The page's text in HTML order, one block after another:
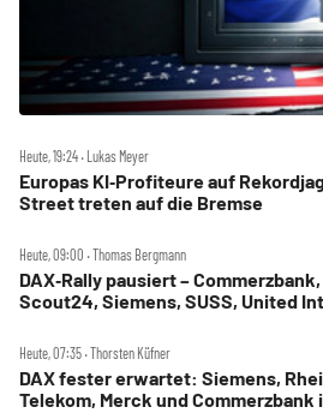
Heute, 19:24 ‧ Lukas Meyer
Europas KI‑Profiteure auf
Street treten auf die Bremse
Heute, 09:00 ‧ Thomas Bergmann
DAX‑Rally pausiert –
Scout24, Siemens, SUSS, United
Heute, 07:35 ‧ Thorsten Küfner
DAX fester erwartet: Siemens,
Telekom, Merck und Commerzbank